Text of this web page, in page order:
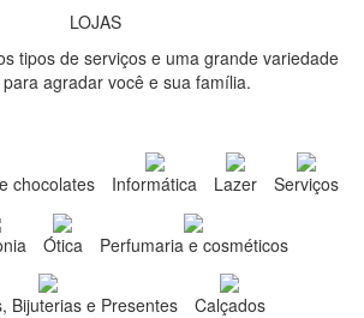
LOJAS
tipos de serviços e uma grande variedade
agradar você e sua família.
chocolates Informática Lazer Serviços
Ótica Perfumaria e cosméticos
Bijuterias e Presentes
Calçados